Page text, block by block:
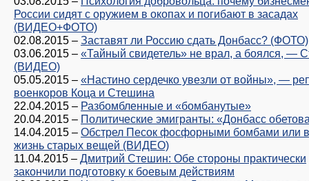
России сидят с оружием в окопах и погибают в засадах
(ВИДЕО+ФОТО)
02.08.2015 – Заставят ли Россию сдать Донбасс? (ФОТО)
03.06.2015 – «Тайный свидетель» не врал, а боялся, —
(ВИДЕО)
05.05.2015 – «Настино сердечко увезли от войны», —
военкоров Коца и Стешина
22.04.2015 – Разбомбленные и «бомбанутые»
20.04.2015 – Политические эмигранты: «Донбасс
14.04.2015 – Обстрел Песок фосфорными бомбами или
жизнь старых вещей (ВИДЕО)
11.04.2015 – Дмитрий Стешин: Обе стороны практически
закончили подготовку к боевым действиям